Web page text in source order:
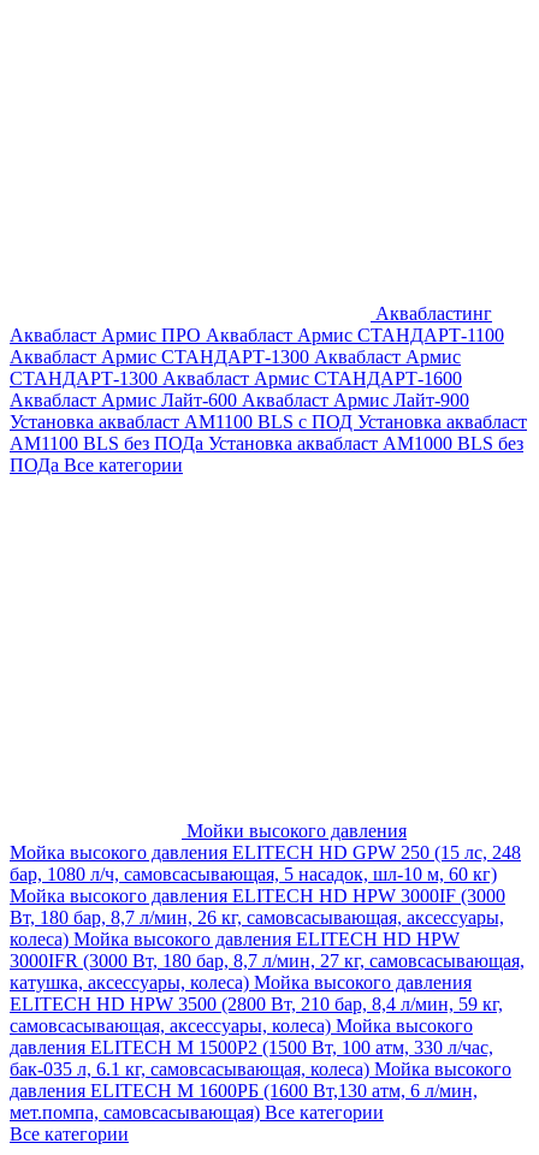
Аквабластинг
Аквабласт Армис ПРО Аквабласт Армис СТАНДАРТ-1100
Аквабласт Армис СТАНДАРТ-1300 Аквабласт Армис
СТАНДАРТ-1300 Аквабласт Армис СТАНДАРТ-1600
Аквабласт Армис Лайт-600 Аквабласт Армис Лайт-900
Установка аквабласт AM1100 BLS с ПОД Установка аквабласт
AM1100 BLS без ПОДа Установка аквабласт AM1000 BLS без
ПОДа Все категории
Мойки высокого давления
Мойка высокого давления ELITECH HD GPW 250 (15 лс, 248
бар, 1080 л/ч, самовсасывающая, 5 насадок, шл-10 м, 60 кг)
Мойка высокого давления ELITECH HD HPW 3000IF (3000
Вт, 180 бар, 8,7 л/мин, 26 кг, самовсасывающая, аксессуары,
колеса) Мойка высокого давления ELITECH HD HPW
3000IFR (3000 Вт, 180 бар, 8,7 л/мин, 27 кг, самовсасывающая,
катушка, аксессуары, колеса) Мойка высокого давления
ELITECH HD HPW 3500 (2800 Вт, 210 бар, 8,4 л/мин, 59 кг,
самовсасывающая, аксессуары, колеса) Мойка высокого
давления ELITECH M 1500P2 (1500 Вт, 100 атм, 330 л/час,
бак-035 л, 6.1 кг, самовсасывающая, колеса) Мойка высокого
давления ELITECH М 1600РБ (1600 Вт,130 атм, 6 л/мин,
мет.помпа, самовсасывающая) Все категории
Все категории